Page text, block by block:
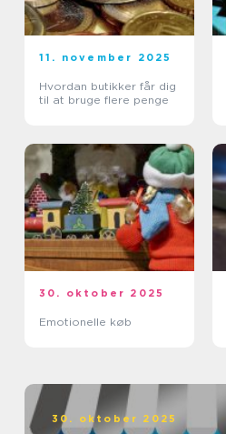
11. november 2025
Hvordan butikker får dig
til at bruge flere penge
30. oktober 2025
Emotionelle køb
30. oktober 2025